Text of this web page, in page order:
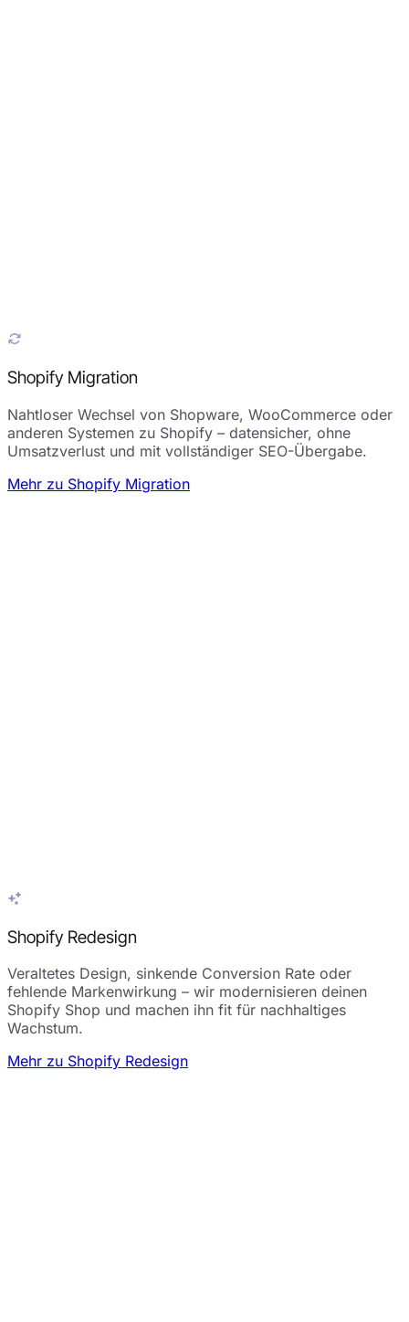
Shopify Migration
Nahtloser Wechsel von Shopware, WooCommerce oder
anderen Systemen zu Shopify – datensicher, ohne
Umsatzverlust und mit vollständiger SEO-Übergabe.
Mehr zu Shopify Migration
Shopify Redesign
Veraltetes Design, sinkende Conversion Rate oder
fehlende Markenwirkung – wir modernisieren deinen
Shopify Shop und machen ihn fit für nachhaltiges
Wachstum.
Mehr zu Shopify Redesign